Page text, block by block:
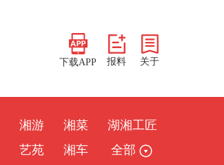
下载APP 报料 关于
湘游 湘菜
湖湘工匠
艺苑 湘车 全部